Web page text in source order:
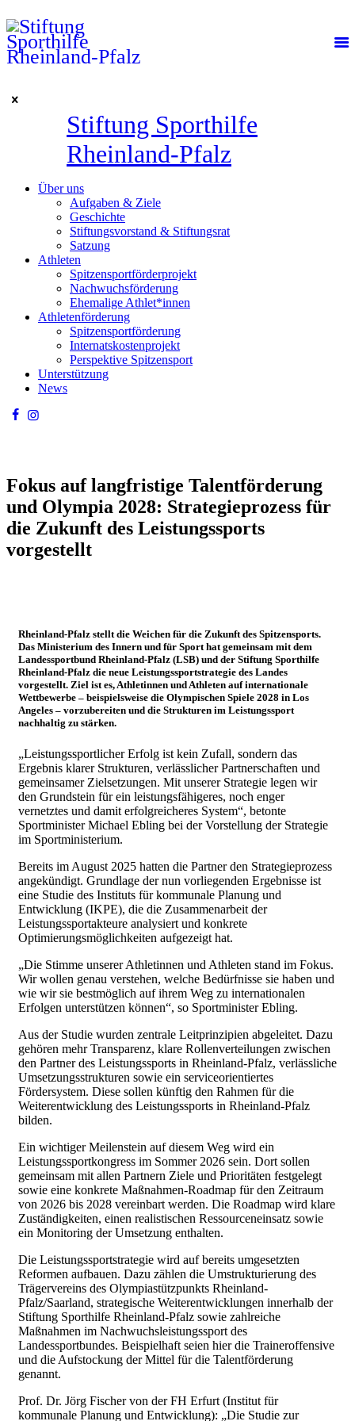
Stiftung Sporthilfe
Rheinland-Pfalz
Über uns
Aufgaben & Ziele
Geschichte
Stiftungsvorstand & Stiftungsrat
Satzung
Athleten
Spitzensportförderprojekt
Nachwuchsförderung
Ehemalige Athlet*innen
Athletenförderung
Spitzensportförderung
Internatskostenprojekt
Perspektive Spitzensport
Unterstützung
News
Fokus auf langfristige Talentförderung
und Olympia 2028: Strategieprozess für
die Zukunft des Leistungssports
vorgestellt
Rheinland-Pfalz stellt die Weichen für die Zukunft des Spitzensports.
Das Ministerium des Innern und für Sport hat gemeinsam mit dem
Landessportbund Rheinland-Pfalz (LSB) und der Stiftung Sporthilfe
Rheinland-Pfalz die neue Leistungssportstrategie des Landes
vorgestellt. Ziel ist es, Athletinnen und Athleten auf internationale
Wettbewerbe – beispielsweise die Olympischen Spiele 2028 in Los
Angeles – vorzubereiten und die Strukturen im Leistungssport
nachhaltig zu stärken.
„Leistungssportlicher Erfolg ist kein Zufall, sondern das
Ergebnis klarer Strukturen, verlässlicher Partnerschaften und
gemeinsamer Zielsetzungen. Mit unserer Strategie legen wir
den Grundstein für ein leistungsfähigeres, noch enger
vernetztes und damit erfolgreicheres System“, betonte
Sportminister Michael Ebling bei der Vorstellung der Strategie
im Sportministerium.
Bereits im August 2025 hatten die Partner den Strategieprozess
angekündigt. Grundlage der nun vorliegenden Ergebnisse ist
eine Studie des Instituts für kommunale Planung und
Entwicklung (IKPE), die die Zusammenarbeit der
Leistungssportakteure analysiert und konkrete
Optimierungsmöglichkeiten aufgezeigt hat.
„Die Stimme unserer Athletinnen und Athleten stand im Fokus.
Wir wollen genau verstehen, welche Bedürfnisse sie haben und
wie wir sie bestmöglich auf ihrem Weg zu internationalen
Erfolgen unterstützen können“, so Sportminister Ebling.
Aus der Studie wurden zentrale Leitprinzipien abgeleitet. Dazu
gehören mehr Transparenz, klare Rollenverteilungen zwischen
den Partner des Leistungssports in Rheinland-Pfalz, verlässliche
Umsetzungsstrukturen sowie ein serviceorientiertes
Fördersystem. Diese sollen künftig den Rahmen für die
Weiterentwicklung des Leistungssports in Rheinland-Pfalz
bilden.
Ein wichtiger Meilenstein auf diesem Weg wird ein
Leistungssportkongress im Sommer 2026 sein. Dort sollen
gemeinsam mit allen Partnern Ziele und Prioritäten festgelegt
sowie eine konkrete Maßnahmen-Roadmap für den Zeitraum
von 2026 bis 2028 vereinbart werden. Die Roadmap wird klare
Zuständigkeiten, einen realistischen Ressourceneinsatz sowie
ein Monitoring der Umsetzung enthalten.
Die Leistungssportstrategie wird auf bereits umgesetzten
Reformen aufbauen. Dazu zählen die Umstrukturierung des
Trägervereins des Olympiastützpunkts Rheinland-
Pfalz/Saarland, strategische Weiterentwicklungen innerhalb der
Stiftung Sporthilfe Rheinland-Pfalz sowie zahlreiche
Maßnahmen im Nachwuchsleistungssport des
Landessportbundes. Beispielhaft seien hier die Traineroffensive
und die Aufstockung der Mittel für die Talentförderung
genannt.
Prof. Dr. Jörg Fischer von der FH Erfurt (Institut für
kommunale Planung und Entwicklung): „Die Studie zur